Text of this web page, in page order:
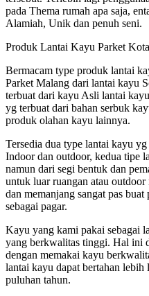
pada Thema rumah apa saja,
Alamiah, Unik dan penuh seni.
Produk Lantai Kayu Parket
Bermacam type produk lantai
Parket Malang dari lantai kayu
terbuat dari kayu Asli lantai
yg terbuat dari bahan serbuk
produk olahan kayu lainnya.
Tersedia dua type lantai kayu
Indoor dan outdoor, kedua tipe
namun dari segi bentuk dan
untuk luar ruangan atau
dan memanjang sangat pas
sebagai pagar.
Kayu yang kami pakai sebagai
yang berkwalitas tinggi. Hal ini
dengan memakai kayu
lantai kayu dapat bertahan lebih
puluhan tahun.